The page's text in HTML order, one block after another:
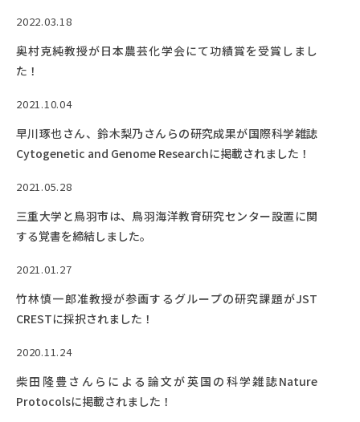
2022.03.18
奥村克純教授が日本農芸化学会にて功績賞を受賞しまし
た！
2021.10.04
早川琢也さん、鈴木梨乃さんらの研究成果が国際科学雑誌
Cytogenetic and Genome Researchに掲載されました！
2021.05.28
三重大学と鳥羽市は、鳥羽海洋教育研究センター設置に関
する覚書を締結しました。
2021.01.27
竹林慎一郎准教授が参画するグループの研究課題がJST
CRESTに採択されました！
2020.11.24
柴田隆豊さんらによる論文が英国の科学雑誌Nature
Protocolsに掲載されました！